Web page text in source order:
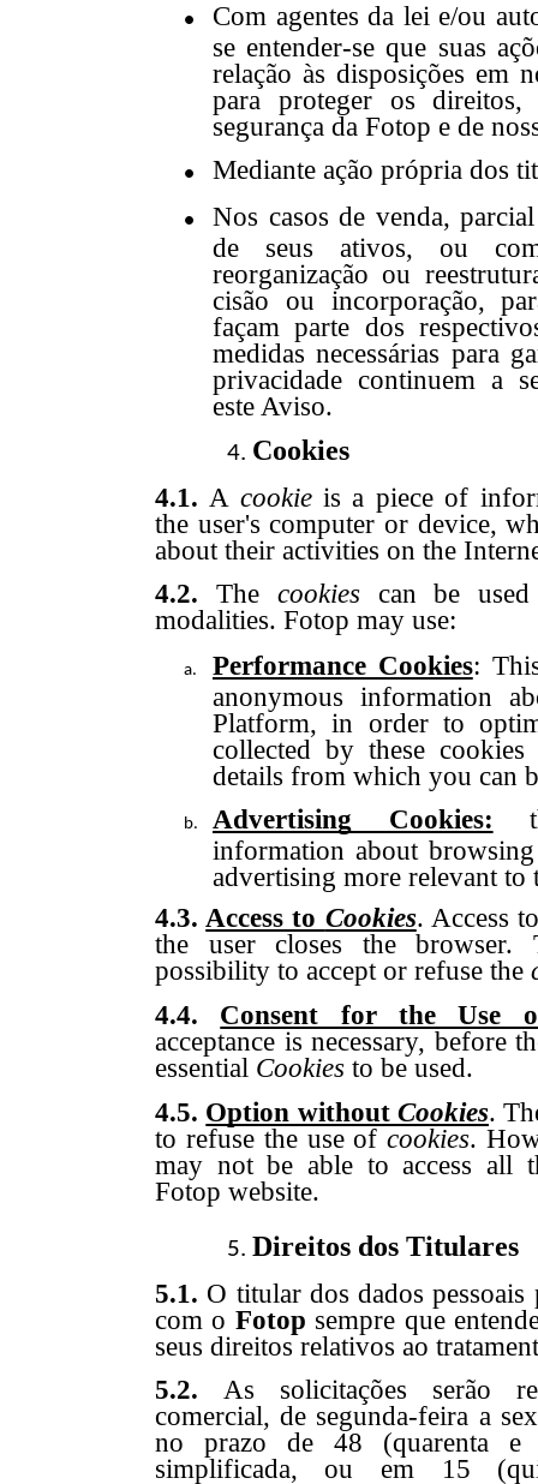
Com agentes da lei e/ou
se entender-se que suas
relação às disposições em
para proteger os
segurança da Fotop e de
Mediante ação própria dos
Nos casos de venda,
de seus ativos, ou
reorganização ou
cisão ou incorporação,
façam parte dos
medidas necessárias para
privacidade continuem a
este Aviso.
Cookies
4.1. A cookieis a piece of
the user's computer or device,
about their activities on the
4.2. The cookiescan be used
modalities. Fotop may use:
Performance Cookies:
anonymous information
Platform, in order to
collected by these cookies
details from which you can
Advertising Cookies:
information about
advertising more relevant to
4.3.Access to Cookies. Access
the user closes the
possibility to accept or refuse the
4.4. Consent for the Use
acceptance is necessary, before
essential Cookiesto be used.
4.5. Option without Cookies.
to refuse the use ofcookies.
may not be able to access all
Fotop website.
Direitos dos Titulares
5.1. O titular dos dados
com o Fotop sempre que
seus direitos relativos ao
5.2. As solicitações serão
comercial, de segunda-feira a
no prazo de 48 (quarenta e
simplificada, ou em 15